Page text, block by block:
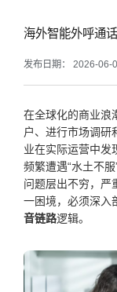
海外智能外呼通
发布日期： 2026-06-
在全球化的商业浪
户、进行市场调研
业在实际运营中发
频繁遭遇“水土不
问题层出不穷，严
一困境，必须深入
音链路逻辑。